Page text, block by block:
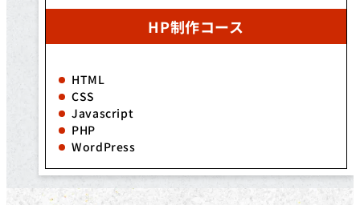
HP制作コース
HTML
CSS
Javascript
PHP
WordPress